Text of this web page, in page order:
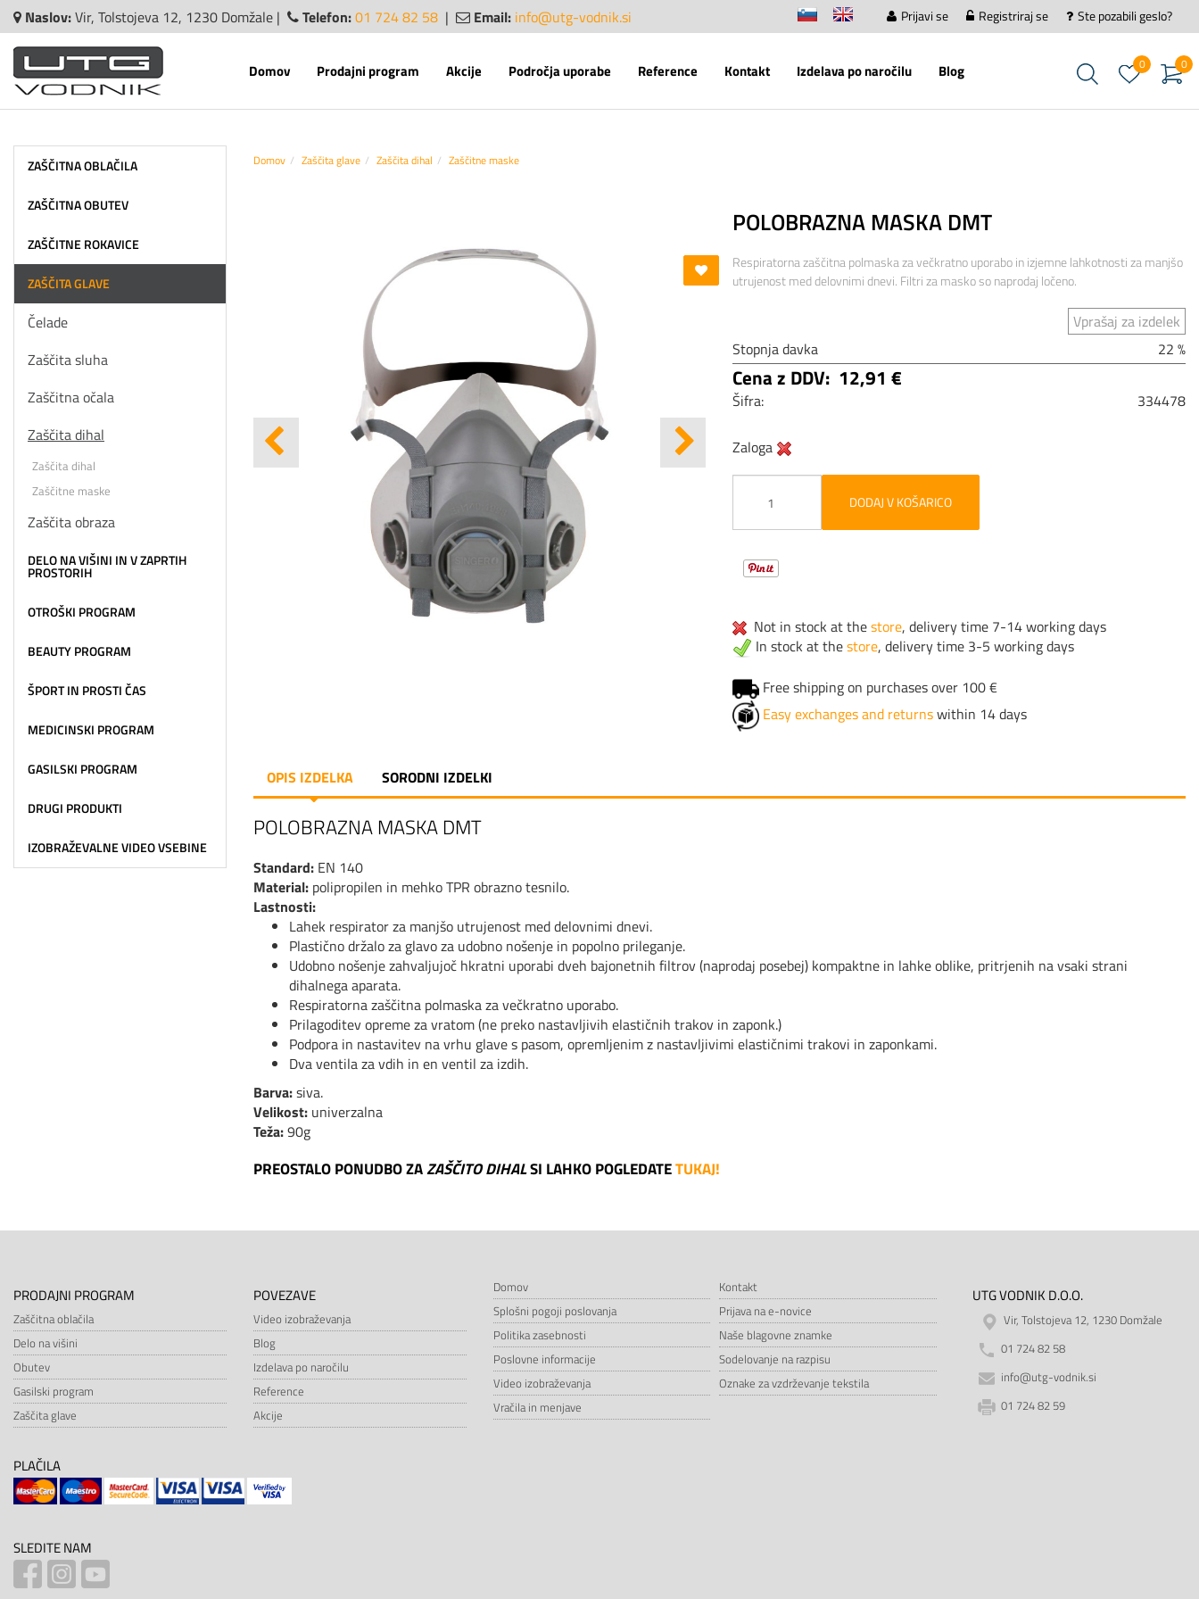
Naslov:Vir, Tolstojeva 12, 1230 Domžale | Telefon:01 724 82 58 | Email: info@utg-vodnik.si Prijavi se Registriraj se Ste pozabili geslo?
Domov Prodajni program Akcije Področja uporabe Reference Kontakt Izdelava po naročilu Blog 0
0
ZAŠČITNA OBLAČILA
ZAŠČITNA OBUTEV
ZAŠČITNE ROKAVICE
ZAŠČITA GLAVE
Čelade
Zaščita sluha
Zaščitna očala
Zaščita dihal
Zaščita dihal
Zaščitne maske
Zaščita obraza
DELO NA VIŠINI IN V ZAPRTIH
PROSTORIH
OTROŠKI PROGRAM
BEAUTY PROGRAM
ŠPORT IN PROSTI ČAS
MEDICINSKI PROGRAM
GASILSKI PROGRAM
DRUGI PRODUKTI
IZOBRAŽEVALNE VIDEO VSEBINE
Domov Zaščita glave Zaščita dihal Zaščitne maske
POLOBRAZNA MASKA DMT
Respiratorna zaščitna polmaska za večkratno uporabo in izjemne lahkotnosti za manjšo
utrujenost med delovnimi dnevi. Filtri za masko so naprodaj ločeno.
Vprašaj za izdelek
Stopnja davka
22 %
Cena z DDV: 12,91 €
Šifra: 334478
Zaloga
DODAJ V KOŠARICO
Not in stock at thestore, delivery time 7-14 working days
In stock at thestore, delivery time 3-5 working days
Free shipping on purchases over 100 €
Easy exchanges and returnswithin 14 days
OPIS IZDELKA SORODNI IZDELKI
POLOBRAZNA MASKA DMT
Standard:EN 140
Material:polipropilen in mehko TPR obrazno tesnilo.
Lastnosti:
Lahek respirator za manjšo utrujenost med delovnimi dnevi.
Plastično držalo za glavo za udobno nošenje in popolno prileganje.
Udobno nošenje zahvaljujoč hkratni uporabi dveh bajonetnih filtrov (naprodaj posebej) kompaktne in lahke oblike, pritrjenih na vsaki strani
dihalnega aparata.
Respiratorna zaščitna polmaska ​​za večkratno uporabo.
Prilagoditev opreme za vratom (ne preko nastavljivih elastičnih trakov in zaponk.)
Podpora in nastavitev na vrhu glave s pasom, opremljenim z nastavljivimi elastičnimi trakovi in ​​zaponkami.
Dva ventila za vdih in en ventil za izdih.
Barva:siva.
Velikost: univerzalna
Teža:90g
PREOSTALO PONUDBO ZAZAŠČITO DIHALSI LAHKO POGLEDATETUKAJ!
PRODAJNI PROGRAM
Zaščitna oblačila
Delo na višini
Obutev
Gasilski program
Zaščita glave
POVEZAVE
Video izobraževanja
Blog
Izdelava po naročilu
Reference
Akcije
Domov
Kontakt
Splošni pogoji poslovanja
Prijava na e-novice
Politika zasebnosti
Naše blagovne znamke
Poslovne informacije
Sodelovanje na razpisu
Video izobraževanja
Oznake za vzdrževanje tekstila
Vračila in menjave
UTG VODNIK D.O.O.
Vir, Tolstojeva 12, 1230 Domžale
01 724 82 58
info@utg-vodnik.si
01 724 82 59
PLAČILA
SLEDITE NAM